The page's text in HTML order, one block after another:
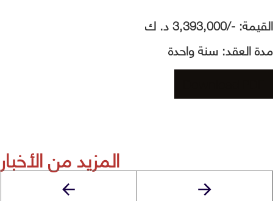
القيمة: -/3,393,000 د. ك
مدة العقد: سنة واحدة
المزيد من الأخبار